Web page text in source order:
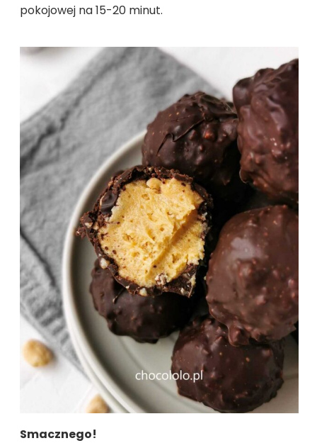
pokojowej na 15-20 minut.
Smacznego!